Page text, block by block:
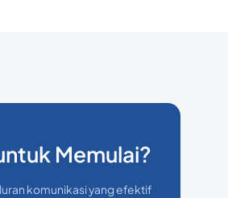
Memulai?
komunikasi yang efektif